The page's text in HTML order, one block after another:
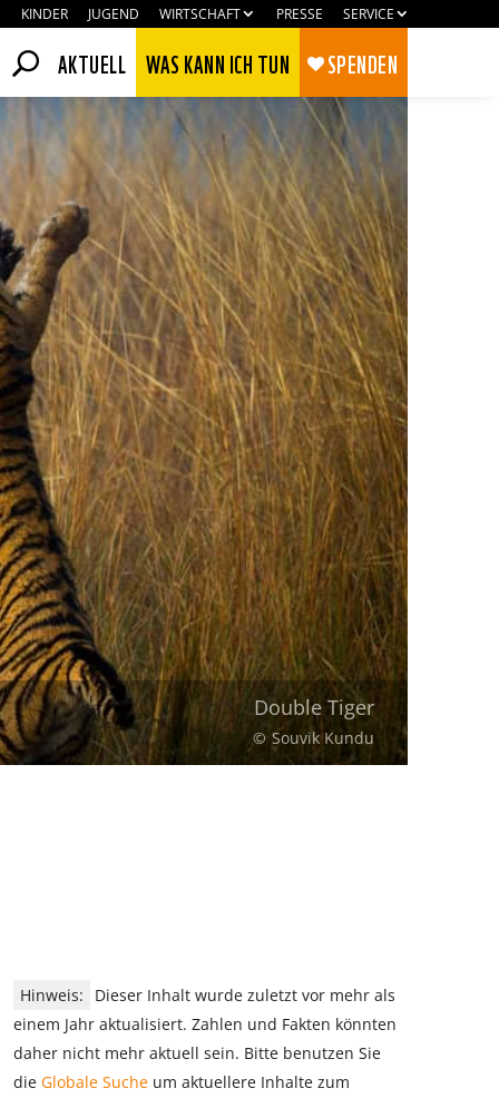
KINDER JUGEND WIRTSCHAFT PRESSE SERVICE
AKTUELL WAS KANN ICH TUN SPENDEN
Double Tiger
Souvik Kundu
Hinweis:
Dieser Inhalt wurde zuletzt vor mehr als
einem Jahr aktualisiert. Zahlen und Fakten könnten
daher nicht mehr aktuell sein. Bitte benutzen Sie
die Globale Sucheum aktuellere Inhalte zum
Zustimmen Ablehnen